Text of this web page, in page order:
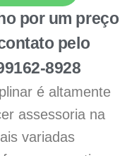
por um preço
pelo
8928
é altamente
assessoria na
variadas